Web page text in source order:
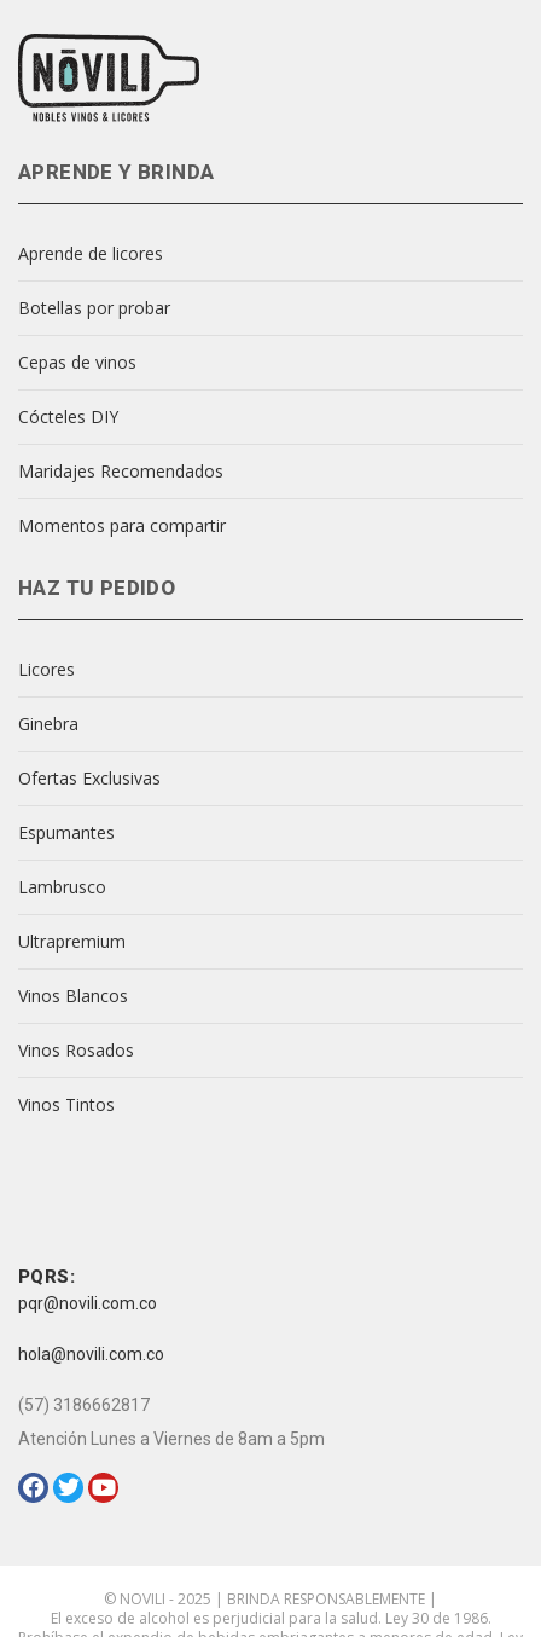
APRENDE Y BRINDA
Aprende de licores
Botellas por probar
Cepas de vinos
Cócteles DIY
Maridajes Recomendados
Momentos para compartir
HAZ TU PEDIDO
Licores
Ginebra
Ofertas Exclusivas
Espumantes
Lambrusco
Ultrapremium
Vinos Blancos
Vinos Rosados
Vinos Tintos
PQRS:
pqr@novili.com.co
hola@novili.com.co
(57) 3186662817
Atención Lunes a Viernes de 8am a 5pm
© NOVILI - 2025 | BRINDA RESPONSABLEMENTE |
El exceso de alcohol es perjudicial para la salud. Ley 30 de 1986.